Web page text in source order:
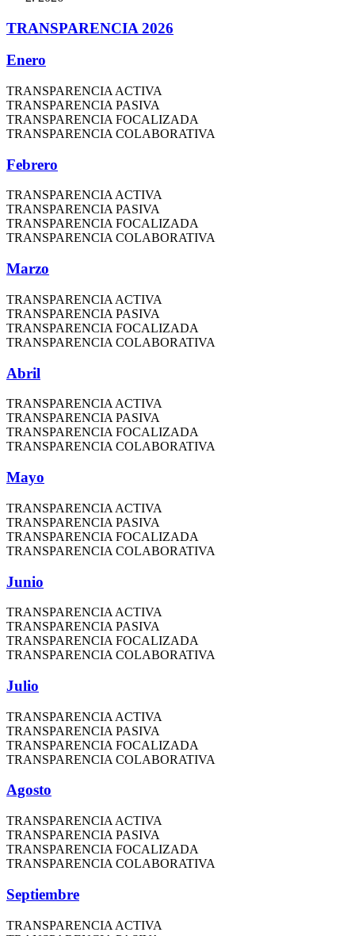
TRANSPARENCIA 2026
Enero
TRANSPARENCIA ACTIVA
TRANSPARENCIA PASIVA
TRANSPARENCIA FOCALIZADA
TRANSPARENCIA COLABORATIVA
Febrero
TRANSPARENCIA ACTIVA
TRANSPARENCIA PASIVA
TRANSPARENCIA FOCALIZADA
TRANSPARENCIA COLABORATIVA
Marzo
TRANSPARENCIA ACTIVA
TRANSPARENCIA PASIVA
TRANSPARENCIA FOCALIZADA
TRANSPARENCIA COLABORATIVA
Abril
TRANSPARENCIA ACTIVA
TRANSPARENCIA PASIVA
TRANSPARENCIA FOCALIZADA
TRANSPARENCIA COLABORATIVA
Mayo
TRANSPARENCIA ACTIVA
TRANSPARENCIA PASIVA
TRANSPARENCIA FOCALIZADA
TRANSPARENCIA COLABORATIVA
Junio
TRANSPARENCIA ACTIVA
TRANSPARENCIA PASIVA
TRANSPARENCIA FOCALIZADA
TRANSPARENCIA COLABORATIVA
Julio
TRANSPARENCIA ACTIVA
TRANSPARENCIA PASIVA
TRANSPARENCIA FOCALIZADA
TRANSPARENCIA COLABORATIVA
Agosto
TRANSPARENCIA ACTIVA
TRANSPARENCIA PASIVA
TRANSPARENCIA FOCALIZADA
TRANSPARENCIA COLABORATIVA
Septiembre
TRANSPARENCIA ACTIVA